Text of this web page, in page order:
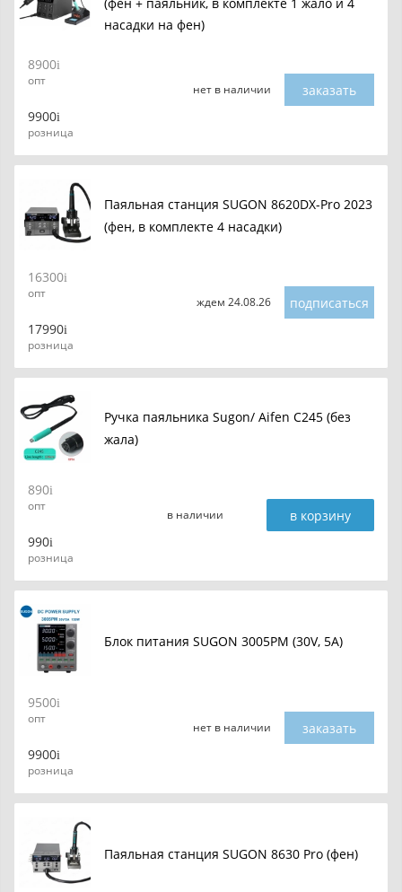
насадки на фен)
8900
опт
9900
розница
нет в наличии заказать
Паяльная станция SUGON 8620DX-Pro 2023
(фен, в комплекте 4 насадки)
16300
опт
17990
розница
ждем 24.08.26 подписаться
Ручка паяльника Sugon/ Aifen C245 (без
жала)
890
опт
990
розница
в наличии в корзину
Блок питания SUGON 3005PM (30V, 5A)
9500
опт
9900
розница
нет в наличии заказать
Паяльная станция SUGON 8630 Pro (фен)